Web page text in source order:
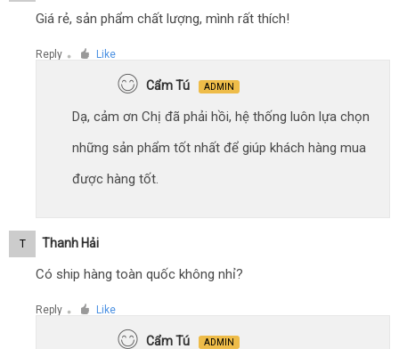
Giá rẻ, sản phẩm chất lượng, mình rất thích!
Reply ● Like
Cẩm Tú ADMIN
Dạ, cảm ơn Chị đã phải hồi, hệ thống luôn lựa chọn
những sản phẩm tốt nhất để giúp khách hàng mua
được hàng tốt.
T Thanh Hải
Có ship hàng toàn quốc không nhỉ?
Reply ● Like
Cẩm Tú ADMIN